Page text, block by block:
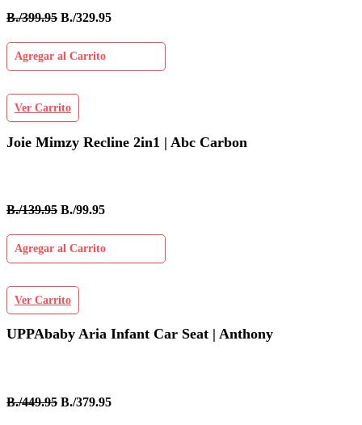
B./399.95 B./329.95
Agregar al Carrito
Ver Carrito
Joie Mimzy Recline 2in1 | Abc Carbon
B./139.95 B./99.95
Agregar al Carrito
Ver Carrito
UPPAbaby Aria Infant Car Seat | Anthony
B./449.95 B./379.95